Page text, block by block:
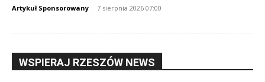
Artykuł Sponsorowany - 7 sierpnia 2026 07:00
WSPIERAJ RZESZÓW NEWS